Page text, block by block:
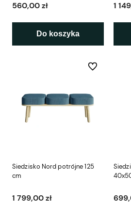
560,00 zł
Do koszyka
1
Siedzisko Nord potrójne 125
cm
1 799,00 zł
Do ulubionych